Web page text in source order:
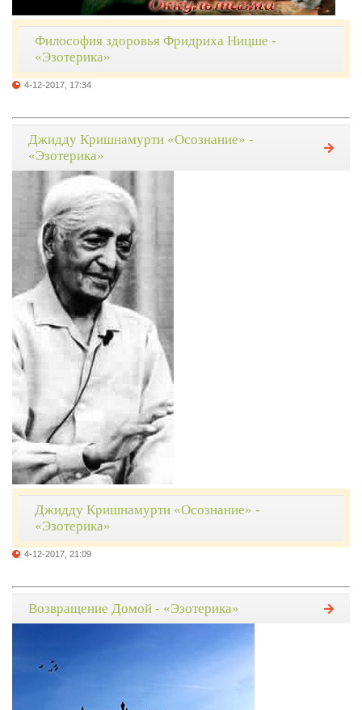
Философия здоровья Фридриха Ницше -
«Эзотерика»
4-12-2017, 17:34
Джидду Кришнамурти «Осознание» -
«Эзотерика»
Джидду Кришнамурти «Осознание» -
«Эзотерика»
4-12-2017, 21:09
Возвращение Домой - «Эзотерика»